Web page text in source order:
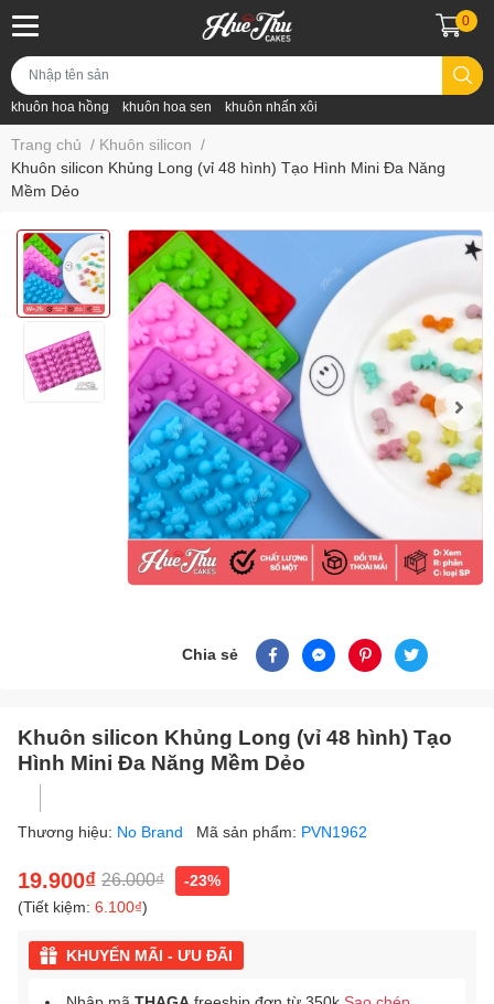
khuôn hoa hồng khuôn hoa sen khuôn nhấn xôi
0
Trang chủ / Khuôn silicon /
Khuôn silicon Khủng Long (vỉ 48 hình) Tạo Hình Mini Đa Năng
Mềm Dẻo
Chia sẻ
Khuôn silicon Khủng Long (vỉ 48 hình) Tạo
Hình Mini Đa Năng Mềm Dẻo
Thương hiệu: No Brand Mã sản phẩm: PVN1962
19.900₫ 26.000₫
-23%
(Tiết kiệm: 6.100₫)
KHUYẾN MÃI - ƯU ĐÃI